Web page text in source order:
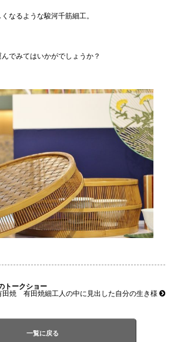
なるような駿河千筋細工。
でみてはいかがでしょうか？
トークショー
田焼 有田焼細工人の中に見出した自分の生き様
一覧に戻る